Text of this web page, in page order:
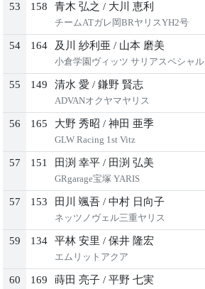
53 158 青木 弘之 / 大川 恵利
チームATガレ岡BRヤリスYH2号
54 164 及川 紗利亜 / 山本 磨美
小倉学園ヴィッツ サリアスペシャル
55 149 清水 愛 / 鎌野 賢志
ADVANオクヤマヤリス
56 165 大野 秀昭 / 神田 亜季
GLW Racing 1st Vitz
57 151 田渕 幸平 / 田渕 弘美
GRgarage宝塚 YARIS
57 153 田川 颯吾 / 中村 日向子
ネッツノヴェル三重ヤリス
59 134 平林 安里 / 保井 隆宏
エムリットアクア
60 169 蒔田 亮子 / 平野 七実